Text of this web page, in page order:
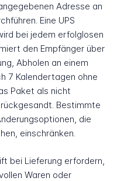
Adresse an
Eine UPS
bei jedem erfolglosen
den Empfänger über
Abholen an einem
7 Kalendertagen ohne
Paket als nicht
Bestimmte
die
einschränken.
bei Lieferung erfordern,
Waren oder